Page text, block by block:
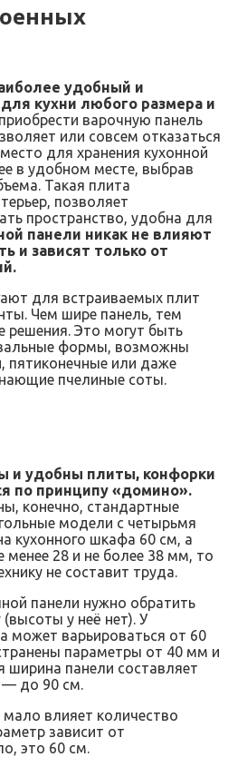
удобный и
кухни любого размера и
варочную панель
или совсем отказаться
для хранения кухонной
в удобном месте, выбрав
Такая плита
позволяет
пространство, удобна для
панели никак не влияют
и зависят только от
для встраиваемых плит
Чем шире панель, тем
решения. Это могут быть
формы, возможны
пятиконечные или даже
пчелиные соты.
и удобны плиты, конфорки
по принципу «домино».
конечно, стандартные
модели с четырьмя
кухонного шкафа 60 см, а
28 и не более 38 мм, то
не составит труда.
панели нужно обратить
у неё нет). У
может варьироваться от 60
параметры от 40 мм и
панели составляет
— до 90 см.
мало влияет количество
зависит от
это 60 см.